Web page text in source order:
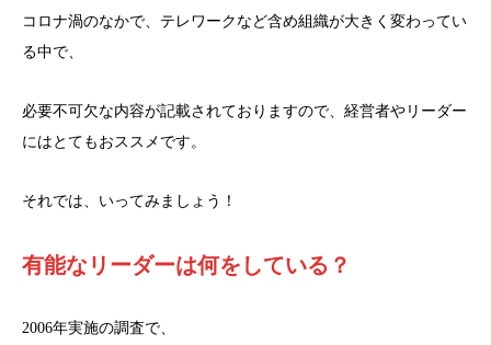
コロナ渦のなかで、テレワークなど含め組織が大きく変わってい
る中で、
必要不可欠な内容が記載されておりますので、経営者やリーダー
にはとてもおススメです。
それでは、いってみましょう！
有能なリーダーは何をしている？
2006年実施の調査で、